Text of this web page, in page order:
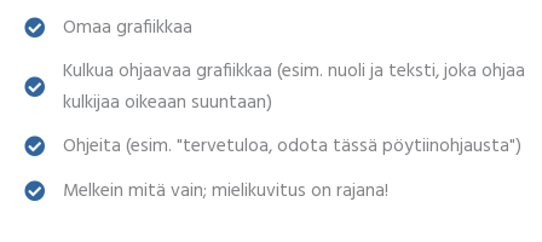
Omaa grafiikkaa
Kulkua ohjaavaa grafiikkaa (esim. nuoli ja teksti, joka ohjaa
kulkijaa oikeaan suuntaan)
Ohjeita (esim. "tervetuloa, odota tässä pöytiinohjausta")
Melkein mitä vain; mielikuvitus on rajana!